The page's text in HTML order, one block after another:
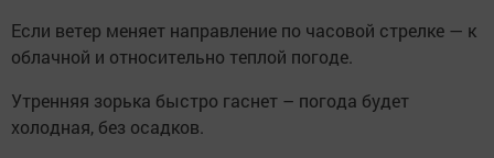
Если ветер меняет направление по часовой стрелке — к
облачной и относительно теплой погоде.
Утренняя зорька быстро гаснет – погода будет
холодная, без осадков.